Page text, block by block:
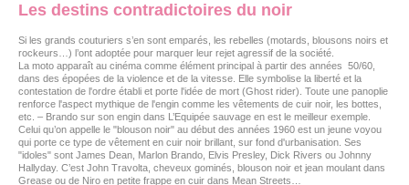
Les destins contradictoires du noir
Si les grands couturiers s’en sont emparés, les rebelles (motards, blousons noirs et
rockeurs…) l’ont adoptée pour marquer leur rejet agressif de la société.
La moto apparaît au cinéma comme élément principal à partir des années 50/60,
dans des épopées de la violence et de la vitesse. Elle symbolise la liberté et la
contestation de l'ordre établi et porte l'idée de mort (Ghost rider). Toute une panoplie
renforce l'aspect mythique de l'engin comme les vêtements de cuir noir, les bottes,
etc. – Brando sur son engin dans L’Equipée sauvage en est le meilleur exemple.
Celui qu’on appelle le "blouson noir" au début des années 1960 est un jeune voyou
qui porte ce type de vêtement en cuir noir brillant, sur fond d'urbanisation. Ses
"idoles" sont James Dean, Marlon Brando, Elvis Presley, Dick Rivers ou Johnny
Hallyday. C’est John Travolta, cheveux gominés, blouson noir et jean moulant dans
Grease ou de Niro en petite frappe en cuir dans Mean Streets…